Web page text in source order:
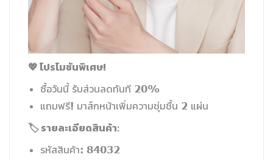
💖 โปรโมชันพิเศษ!
ซื้อวันนี้ รับส่วนลดทันที 20%
แถมฟรี! มาส์กหน้าเพิ่มความชุ่มชื้น 2 แผ่น
🏷️ รายละเอียดสินค้า:
รหัสสินค้า: 84032